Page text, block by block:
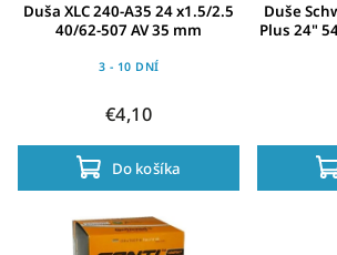
Duša XLC 240-A35 24 x1.5/2.5
40/62-507 AV 35 mm
3 - 10 DNÍ
€4,10
Do košíka
Duše
Plus 24"